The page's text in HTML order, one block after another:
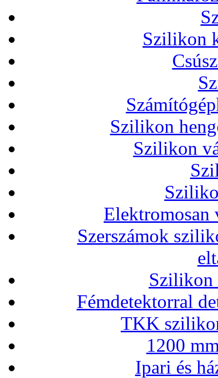
Szilikon
Szilikon
Szilikon
Elektromosan
Szerszámok
Szilikon
Fémdetektorral
TKK
1200
Ipari és